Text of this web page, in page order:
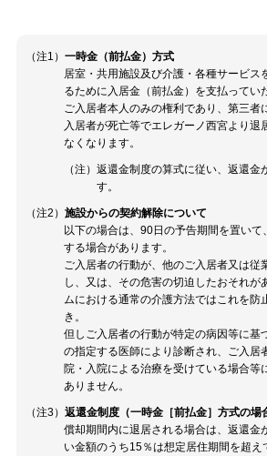
（注1） 一時金（前払金）方式
居室・共用施設及び介護・各種サービス
るために入居金（前払金）を支払ってい
ご入居者本人のみの権利であり、第三者
入居者が死亡等でエレガーノ西宮より退
なくなります。
（注）返還金制度の算式に従い、返還金
す。
（注2） 施設からの契約解除について
以下の場合は、90日の予告期間を置いて
する場合があります。
ご入居者の行動が、他のご入居者又は従
し、又は、その危害の切迫したおそれが
ムにおける通常の介護方法ではこれを防
き。
但しご入居者の行動が特定の病因等に基
の指定する医師により診断され、ご入居
院・入院による治療を受けている場合等
ありません。
（注3） 返還金制度（一時金［前払金］方式の場
償却期間内に退居される場合は、返還金
い金額のうち15％は想定居住期間を超え